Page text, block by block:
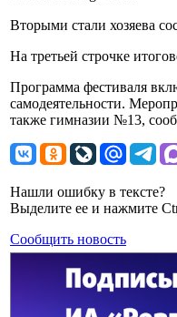
Вторыми стали хозяева
На третьей строчке
Программа фестиваля
самодеятельности.
также гимназии №13,
Нашли ошибку в тексте?
Выделите ее и нажмите
Сообщить новость